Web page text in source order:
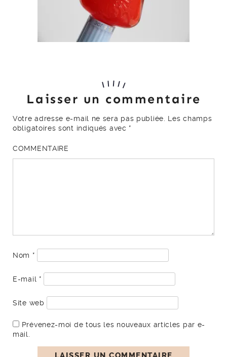
Laisser un commentaire
Votre adresse e-mail ne sera pas publiée.
Les champs
obligatoires sont indiqués avec *
COMMENTAIRE
Nom *
E-mail *
Site web
Prévenez-moi de tous les nouveaux articles par e-
mail.